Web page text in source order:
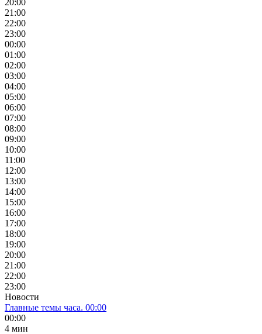
20:00
21:00
22:00
23:00
00:00
01:00
02:00
03:00
04:00
05:00
06:00
07:00
08:00
09:00
10:00
11:00
12:00
13:00
14:00
15:00
16:00
17:00
18:00
19:00
20:00
21:00
22:00
23:00
Новости
Главные темы часа. 00:00
00:00
4 мин